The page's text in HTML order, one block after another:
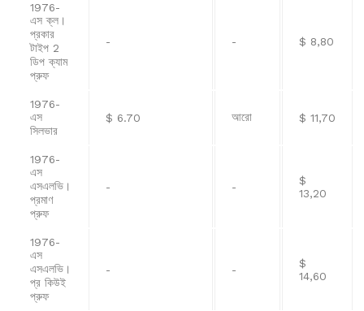
1976-
এস ক্ল।
প্রকার
টাইপ 2
ডিপ ক্যাম
প্রুফ
- - $ 8,80
1976-
এস
সিলভার
$ 6.70 আরো $ 11,70
1976-
এস
এসএলভি।
প্রমাণ
প্রুফ
- -
$
13,20
1976-
এস
এসএলভি।
প্র কিউই
প্রুফ
- -
$
14,60